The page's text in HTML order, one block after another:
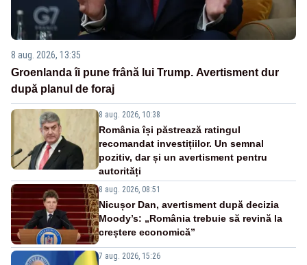
8 aug. 2026, 13:35
Groenlanda îi pune frână lui Trump. Avertisment dur
după planul de foraj
8 aug. 2026, 10:38
România își păstrează ratingul
recomandat investițiilor. Un semnal
pozitiv, dar și un avertisment pentru
autorități
8 aug. 2026, 08:51
Nicușor Dan, avertisment după decizia
Moody’s: „România trebuie să revină la
creștere economică”
7 aug. 2026, 15:26